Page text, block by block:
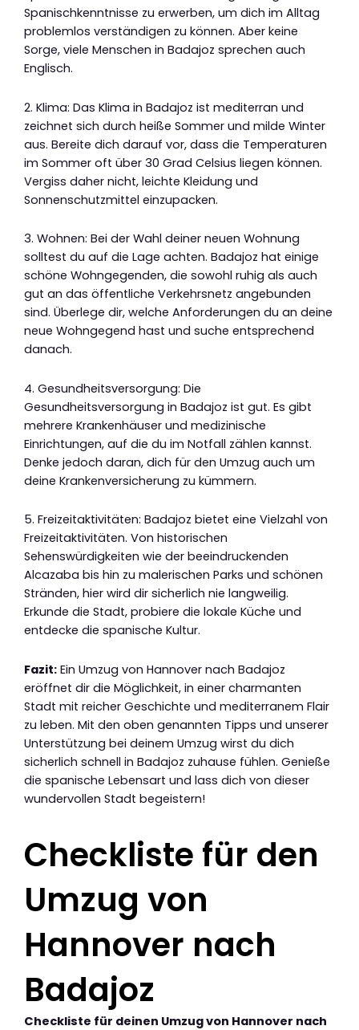
Spanischkenntnisse zu erwerben, um dich im Alltag
problemlos verständigen zu können. Aber keine
Sorge, viele Menschen in Badajoz sprechen auch
Englisch.
2. Klima: Das Klima in Badajoz ist mediterran und
zeichnet sich durch heiße Sommer und milde Winter
aus. Bereite dich darauf vor, dass die Temperaturen
im Sommer oft über 30 Grad Celsius liegen können.
Vergiss daher nicht, leichte Kleidung und
Sonnenschutzmittel einzupacken.
3. Wohnen: Bei der Wahl deiner neuen Wohnung
solltest du auf die Lage achten. Badajoz hat einige
schöne Wohngegenden, die sowohl ruhig als auch
gut an das öffentliche Verkehrsnetz angebunden
sind. Überlege dir, welche Anforderungen du an deine
neue Wohngegend hast und suche entsprechend
danach.
4. Gesundheitsversorgung: Die
Gesundheitsversorgung in Badajoz ist gut. Es gibt
mehrere Krankenhäuser und medizinische
Einrichtungen, auf die du im Notfall zählen kannst.
Denke jedoch daran, dich für den Umzug auch um
deine Krankenversicherung zu kümmern.
5. Freizeitaktivitäten: Badajoz bietet eine Vielzahl von
Freizeitaktivitäten. Von historischen
Sehenswürdigkeiten wie der beeindruckenden
Alcazaba bis hin zu malerischen Parks und schönen
Stränden, hier wird dir sicherlich nie langweilig.
Erkunde die Stadt, probiere die lokale Küche und
entdecke die spanische Kultur.
Fazit: Ein Umzug von Hannover nach Badajoz
eröffnet dir die Möglichkeit, in einer charmanten
Stadt mit reicher Geschichte und mediterranem Flair
zu leben. Mit den oben genannten Tipps und unserer
Unterstützung bei deinem Umzug wirst du dich
sicherlich schnell in Badajoz zuhause fühlen. Genieße
die spanische Lebensart und lass dich von dieser
wundervollen Stadt begeistern!
Checkliste für den
Umzug von
Hannover nach
Badajoz
Checkliste für deinen Umzug von Hannover nach